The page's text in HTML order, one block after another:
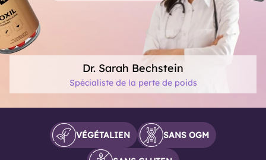
Dr. Sarah Bechstein
Spécialiste de la perte de poids
VÉGÉTALIEN SANS OGM